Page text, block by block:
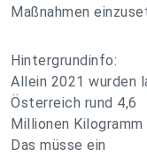
Maßnahmen
Hintergrundinfo:
Allein 2021 wurden
Österreich rund 4,6
Millionen
Das müsse ein